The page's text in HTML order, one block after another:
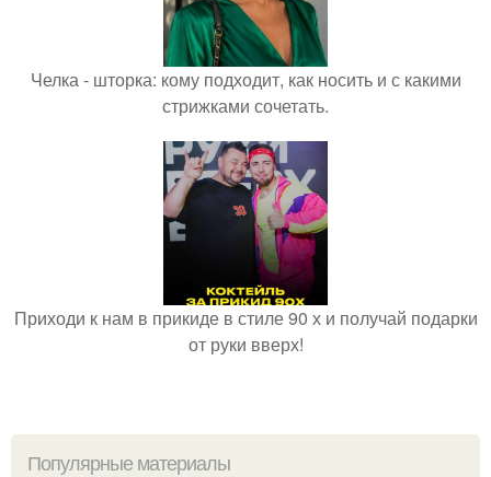
Челка - шторка: кому подходит, как носить и с какими
стрижками сочетать.
Приходи к нам в прикиде в стиле 90 х и получай подарки
от руки вверх!
Популярные материалы